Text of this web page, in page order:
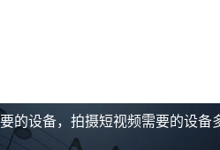
的设备，拍摄短视频需要的设备